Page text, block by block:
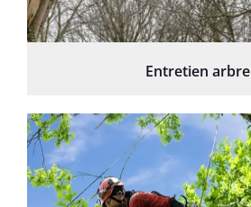
Entretien arbre